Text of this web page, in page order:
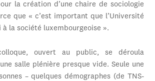
la création d’une chaire de sociologie
que « c’est important que l’Université
à la société luxembourgeoise ».
ouvert au public, se déroula
salle plénière presque vide. Seule une
– quelques démographes (de TNS-